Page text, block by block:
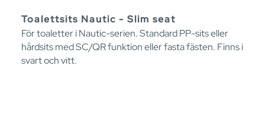
Toalettsits Nautic - Slim seat
För toaletter i Nautic-serien. Standard PP-sits eller
hårdsits med SC/QR funktion eller fasta fästen. Finns i
svart och vitt.